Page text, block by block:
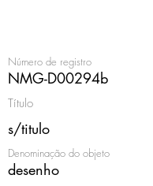
Número de registro
NMG-D00294b
Título
s/titulo
Denominação do objeto
desenho